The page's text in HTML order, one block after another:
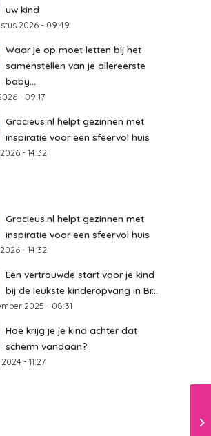
uw kind
2026 - 09:49
Waar je op moet letten bij het
samenstellen van je allereerste
baby...
- 09:17
Gracieus.nl helpt gezinnen met
inspiratie voor een sfeervol huis
- 14:32
Gracieus.nl helpt gezinnen met
inspiratie voor een sfeervol huis
- 14:32
Een vertrouwde start voor je kind
bij de leukste kinderopvang in Br...
2025 - 08:31
Hoe krijg je je kind achter dat
scherm vandaan?
- 11:27